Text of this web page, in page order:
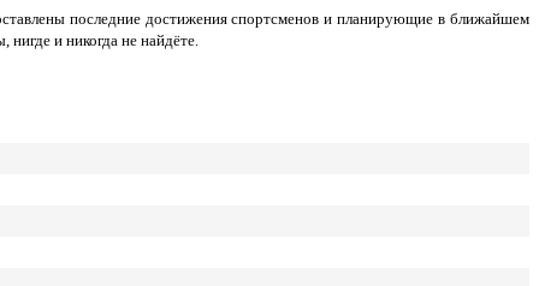
последние достижения спортсменов и планирующие в ближайшем
и никогда не найдёте.